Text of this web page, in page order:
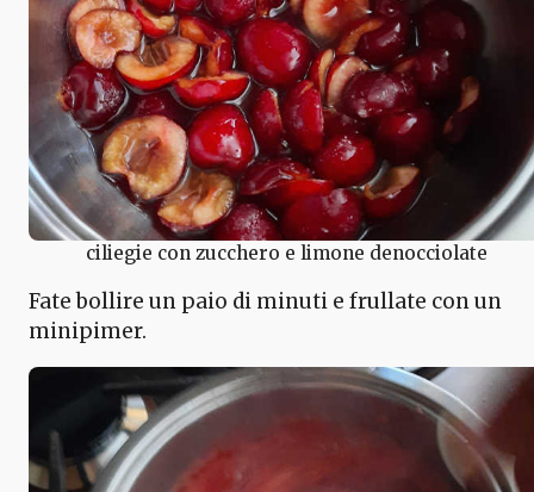
ciliegie con zucchero e limone denocciolate
Fate bollire un paio di minuti e frullate con un
minipimer.